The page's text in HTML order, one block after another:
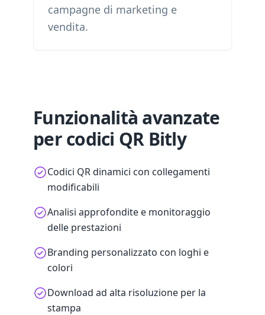
campagne di marketing e
vendita.
Funzionalità avanzate
per codici QR Bitly
Codici QR dinamici con collegamenti
modificabili
Analisi approfondite e monitoraggio
delle prestazioni
Branding personalizzato con loghi e
colori
Download ad alta risoluzione per la
stampa